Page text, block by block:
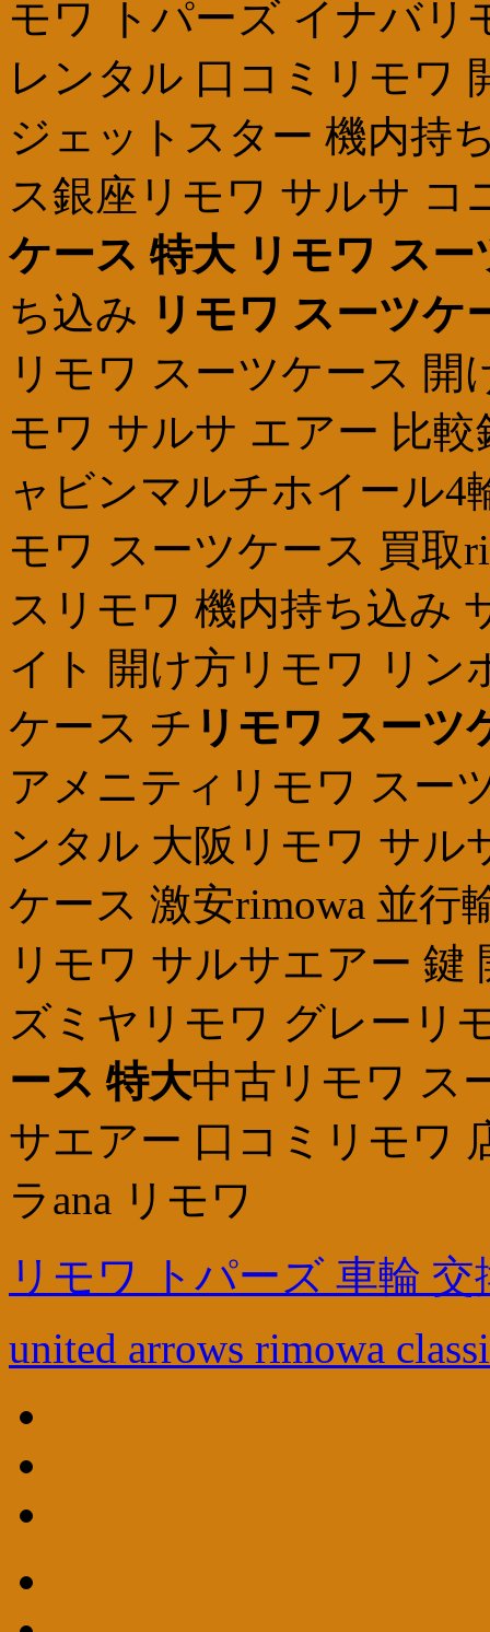
モワ トパーズ イナバリ
レンタル 口コミリモワ
ジェットスター 機内持
ス銀座リモワ サルサ コ
ケース 特大 リモワ ス
ち込み リモワ スーツケ
リモワ スーツケース
モワ サルサ エアー 比
ャビンマルチホイール4
モワ スーツケース 買取
スリモワ 機内持ち込み
イト 開け方リモワ リン
ケース チ リモワ スーツ
アメニティリモワ スー
ンタル 大阪リモワ サル
ケース 激安rimowa 並行
リモワ サルサエアー
ズミヤリモワ グレーリ
ース 特大中古リモワ ス
サエアー 口コミリモワ
ラana リモワ
リモワ トパーズ 車輪 交
united arrows rimowa